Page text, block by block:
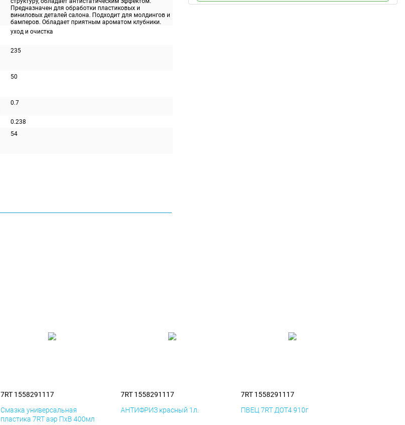
Предназначен для обработки пластиковых и
виниловых деталей салона. Подходит для молдингов и
бамперов. Обладает приятным ароматом клубники.
уход и очистка
235
50
0.7
0.238
54
7RT 1558291117
Смазка универсальная
пластика 7RT аэр ПхВ 400мл
7RT 1558291117
АНТИФРИЗ красный 1л.
7RT 1558291117
ПВЕЦ 7RT ДОТ4 910г